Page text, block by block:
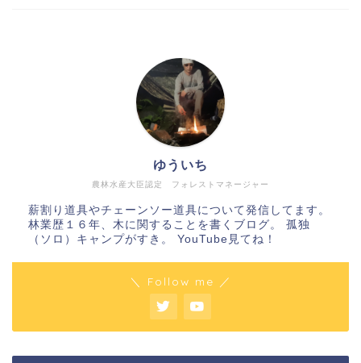
農林水産大臣認定 フォレストマネージャー
ゆういち
薪割り道具やチェーンソー道具について発信してます。
林業歴１６年、木に関することを書くブログ。 孤独
（ソロ）キャンプがすき。 YouTube見てね！
＼ Follow me ／